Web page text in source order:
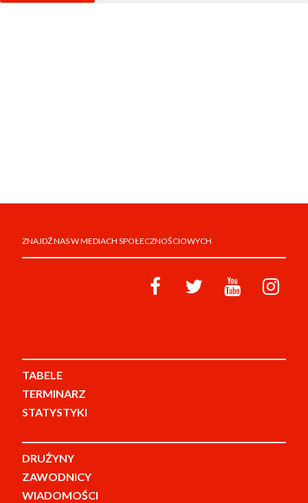
ZNAJDŹ NAS W MEDIACH SPOŁECZNOŚCIOWYCH
TABELE
TERMINARZ
STATYSTYKI
DRUŻYNY
ZAWODNICY
WIADOMOŚCI